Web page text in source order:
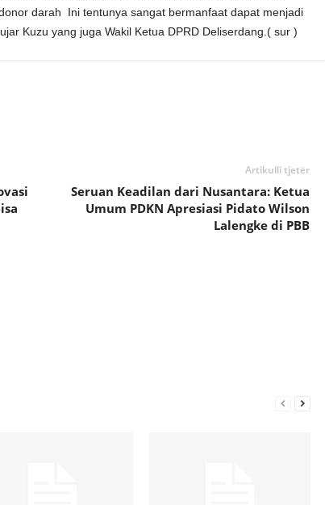
darah Ini tentunya sangat bermanfaat dapat menjadi
Kuzu yang juga Wakil Ketua DPRD Deliserdang.( sur )
Artikulli tjetër
Seruan Keadilan dari Nusantara: Ketua
Umum PDKN Apresiasi Pidato Wilson
Lalengke di PBB